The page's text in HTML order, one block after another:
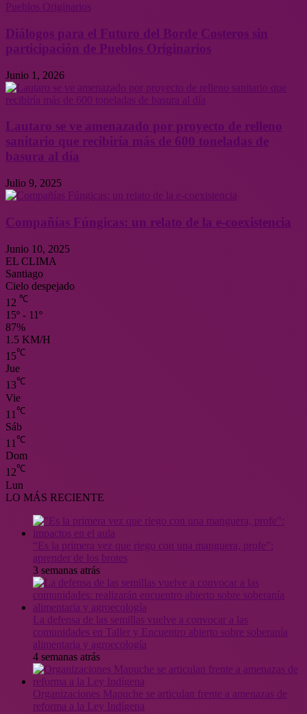
Diálogos para el Futuro del Borde Costeros sin
participación de Pueblos Originarios
Junio 1, 2026
Lautaro se ve amenazado por proyecto de relleno
sanitario que recibiría más de 600 toneladas de
basura al día
Julio 9, 2025
Compañías Fúngicas: un relato de la e-coexistencia
Junio 10, 2025
EL CLIMA
Santiago
Cielo despejado
12 ℃
15º - 11º
87%
1.5 KM/H
15℃
Jue
13℃
Vie
11 ℃
Sáb
11 ℃
Dom
12℃
Lun
LO MÁS RECIENTE
“Es la primera vez que riego con una manguera, profe”:
aprender de los brotes
3 semanas atrás
La defensa de las semillas vuelve a convocar a las
comunidades en Taller y Encuentro abierto sobre soberanía
alimentaria y agroecología
4 semanas atrás
Organizaciones Mapuche se articulan frente a amenazas de
reforma a la Ley Indígena